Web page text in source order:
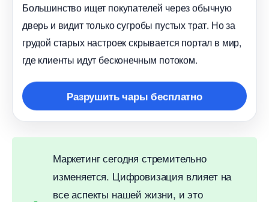
Большинство ищет покупателей через обычную
дверь и видит только сугробы пустых трат. Но за
рудой старых настроек скрывается портал в мир,
де клиенты идут бесконечным потоком.
Разрушить чары бесплатно
Маркетинг сегодня стремительно
изменяется. Цифровизация влияет на
се аспекты нашей жизни, и это